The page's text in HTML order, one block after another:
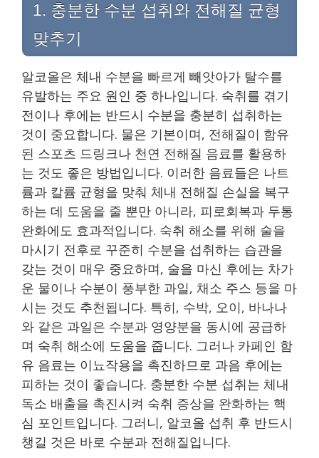
1. 충분한 수분 섭취와 전해질 균형
맞추기
알코올은 체내 수분을 빠르게 빼앗아가 탈수를
유발하는 주요 원인 중 하나입니다. 숙취를 겪기
전이나 후에는 반드시 수분을 충분히 섭취하는
것이 중요합니다. 물은 기본이며, 전해질이 함유
된 스포츠 드링크나 천연 전해질 음료를 활용하
는 것도 좋은 방법입니다. 이러한 음료들은 나트
륨과 칼륨 균형을 맞춰 체내 전해질 손실을 복구
하는 데 도움을 줄 뿐만 아니라, 피로회복과 두통
완화에도 효과적입니다. 숙취 해소를 위해 술을
마시기 전후로 꾸준히 수분을 섭취하는 습관을
갖는 것이 매우 중요하며, 술을 마신 후에는 차가
운 물이나 수분이 풍부한 과일, 채소 주스 등을 마
시는 것도 추천됩니다. 특히, 수박, 오이, 바나나
와 같은 과일은 수분과 영양분을 동시에 공급하
며 숙취 해소에 도움을 줍니다. 그러나 카페인 함
유 음료는 이뇨작용을 촉진하므로 과음 후에는
피하는 것이 좋습니다. 충분한 수분 섭취는 체내
독소 배출을 촉진시켜 숙취 증상을 완화하는 핵
심 포인트입니다. 그러니, 알코올 섭취 후 반드시
챙길 것은 바로 수분과 전해질입니다.